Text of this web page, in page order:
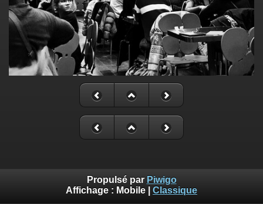
Propulsé par Piwigo
Affichage : Mobile Classique